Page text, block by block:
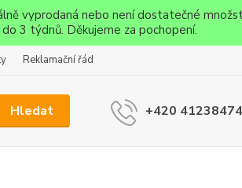
vyprodaná nebo není dostatečné
3 týdnů. Děkujeme za pochopení.
Reklamační řád
Hledat +420